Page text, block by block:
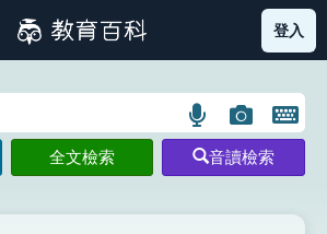
筆畫索引圖示 部首索引表圖示
登入
語
言
搜
圖
片
搜
開
鍵
圖
全文檢索 音讀檢索